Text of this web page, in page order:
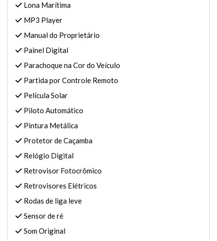
Lona Marítima
MP3 Player
Manual do Proprietário
Painel Digital
Parachoque na Cor do Veículo
Partida por Controle Remoto
Película Solar
Piloto Automático
Pintura Metálica
Protetor de Caçamba
Relógio Digital
Retrovisor Fotocrômico
Retrovisores Elétricos
Rodas de liga leve
Sensor de ré
Som Original